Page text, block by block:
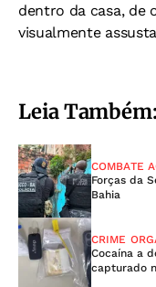
dentro da casa, de
visualmente
Leia Também:
COMBATE
Forças da
Bahia
CRIME
Cocaína a
capturado